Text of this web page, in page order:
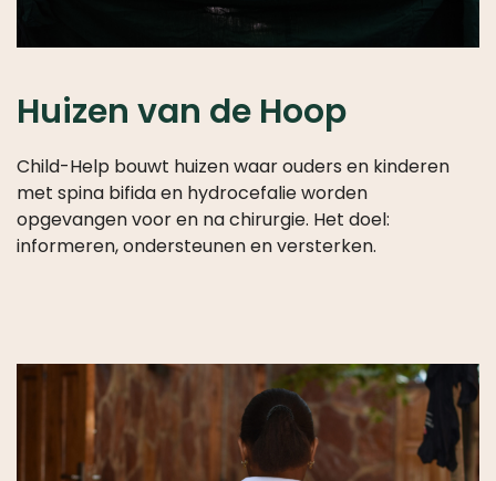
Huizen van de Hoop
Child-Help bouwt huizen waar ouders en kinderen
met spina bifida en hydrocefalie worden
opgevangen voor en na chirurgie. Het doel:
informeren, ondersteunen en versterken.